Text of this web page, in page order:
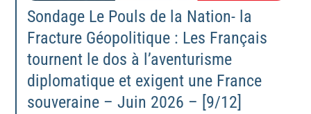
Sondage Le Pouls de la Nation- la
Fracture Géopolitique : Les Français
tournent le dos à l’aventurisme
diplomatique et exigent une France
souveraine – Juin 2026 – [9/12]